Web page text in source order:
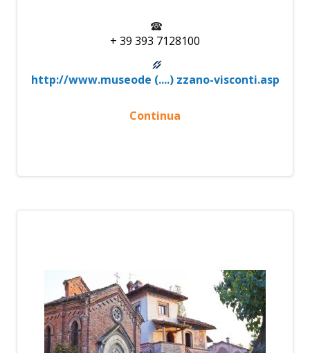
+ 39 393 7128100
http://www.museode (....) zzano-visconti.asp
Continua